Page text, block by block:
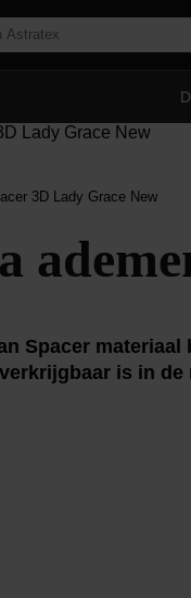
3D Lady Grace New
Spacer
is in